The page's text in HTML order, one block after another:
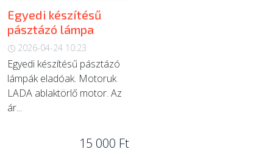
Egyedi készítésű
pásztázó lámpa
2026-04-24 10:23
Egyedi készítésű pásztázó
lámpák eladóak. Motoruk
LADA ablaktörlő motor. Az
ár...
15 000 Ft